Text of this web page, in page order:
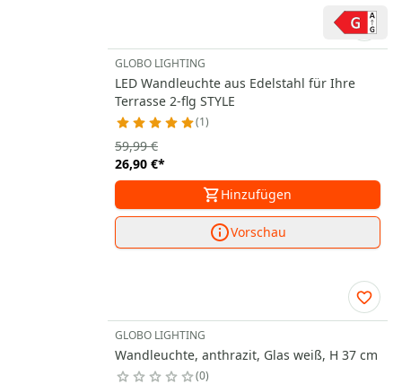
GLOBO LIGHTING
LED Wandleuchte aus Edelstahl für Ihre
Terrasse 2-flg STYLE
1
26,90 €*
59,99 €
Hinzufügen
Vorschau
GLOBO LIGHTING
Wandleuchte, anthrazit, Glas weiß, H 37 cm
0